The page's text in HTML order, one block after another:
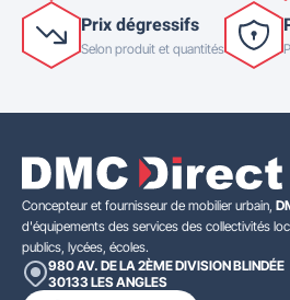
Prix dégressifs
Selon produit et quantités
Concepteur et fournisseur de mobilier urbain,
d'équipements des services des collectivités
publics, lycées, écoles.
980 AV. DE LA 2ÈME DIVISION BLINDÉE
30133 LES ANGLES